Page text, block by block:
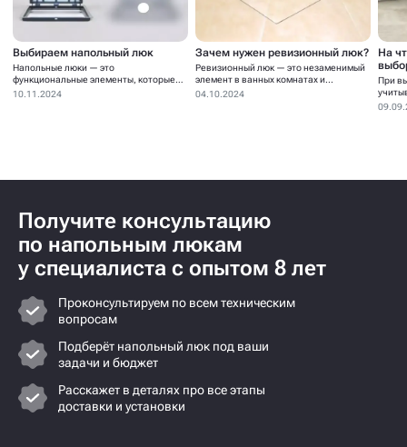
Выбираем напольный люк
Напольные люки — это
функциональные элементы, которые
устанавливаются для...
10.11.2024
Зачем нужен ревизионный люк?
Ревизионный люк — это незаменимый
элемент в ванных комнатах и...
04.10.2024
На
При
Получите консультацию
по напольным люкам
у специалиста с опытом 8 лет
Проконсультируем по всем техническим
вопросам
Подберёт напольный люк под ваши
задачи и бюджет
Расскажет в деталях про все этапы
доставки и установки